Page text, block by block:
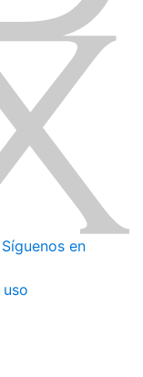
Síguenos en